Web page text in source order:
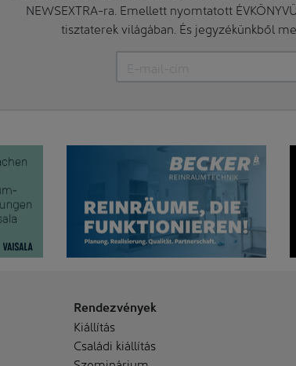
NEWSEXTRA-ra. Emellett nyomtatott
tisztaterek világában. És jegyzékünkből
Rendezvények
Kiállítás
Családi kiállítás